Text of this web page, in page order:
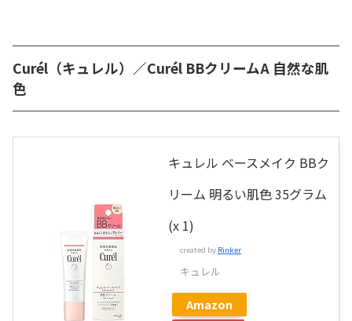
Curél（キュレル）／Curél BBクリームA 自然な肌
色
キュレル ベースメイク BBク
リーム 明るい肌色 35グラム
(x 1)
created by Rinker
キュレル
Amazon